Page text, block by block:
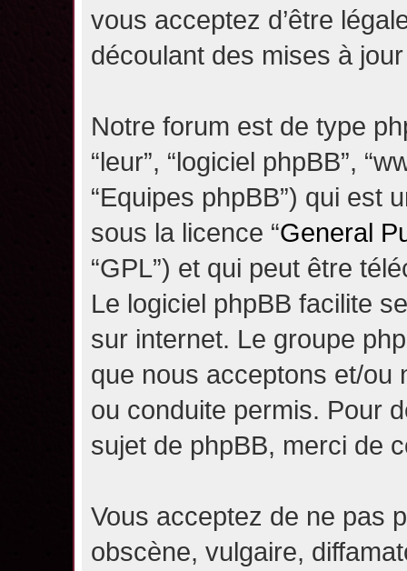
vous acceptez d’être
découlant des mises à
Notre forum est de type
“leur”, “logiciel phpBB”,
“Equipes phpBB”) qui est
sous la licence “General
“GPL”) et qui peut être
Le logiciel phpBB facilite
sur internet. Le groupe
que nous acceptons et/ou
ou conduite permis. Pour
sujet de phpBB, merci de
Vous acceptez de ne pas
obscène, vulgaire,